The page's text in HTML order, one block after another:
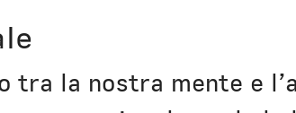
tra la nostra mente e